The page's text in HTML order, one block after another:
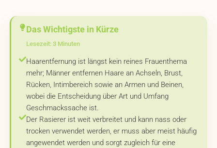
Das Wichtigste in Kürze
Lesezeit: 3 Minuten
Haarentfernung ist längst kein reines Frauenthema
mehr; Männer entfernen Haare an Achseln, Brust,
Rücken, Intimbereich sowie an Armen und Beinen,
wobei die Entscheidung über Art und Umfang
Geschmackssache ist.
Der Rasierer ist weit verbreitet und kann nass oder
trocken verwendet werden, er muss aber meist häufig
angewendet werden und sorgt zugleich für eine